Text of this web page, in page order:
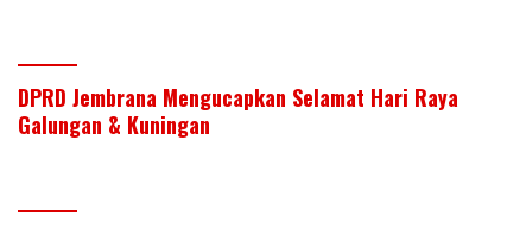
DPRD Jembrana Mengucapkan Selamat Hari Raya
Galungan & Kuningan